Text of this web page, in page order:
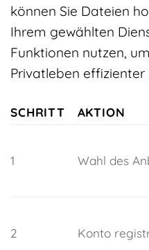
können Sie Dateien
Ihrem gewählten
Funktionen nutzen,
Privatleben effizienter
SCHRITT AKTION
1 Wahl des
2 Konto